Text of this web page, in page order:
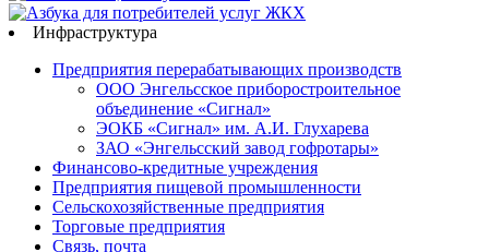
Инфраструктура
Предприятия перерабатывающих производств
ООО Энгельсское приборостроительное
объединение «Сигнал»
ЭОКБ «Сигнал» им. А.И. Глухарева
ЗАО «Энгельсский завод гофротары»
Финансово-кредитные учреждения
Предприятия пищевой промышленности
Сельскохозяйственные предприятия
Торговые предприятия
Связь, почта